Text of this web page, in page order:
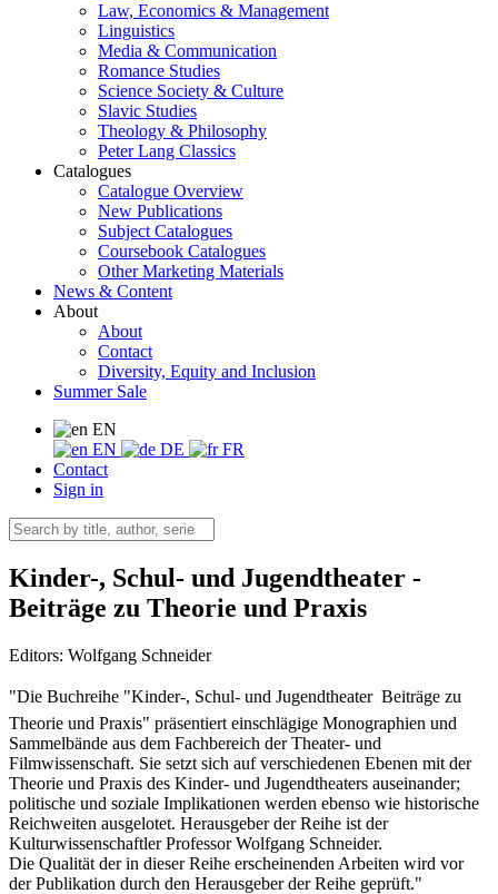
Law, Economics & Management
Linguistics
Media & Communication
Romance Studies
Science Society & Culture
Slavic Studies
Theology & Philosophy
Peter Lang Classics
Catalogues
Catalogue Overview
New Publications
Subject Catalogues
Coursebook Catalogues
Other Marketing Materials
News & Content
About
About
Contact
Diversity, Equity and Inclusion
Summer Sale
EN
EN
DE
FR
Contact
Sign in
Kinder-, Schul- und Jugendtheater -
Beiträge zu Theorie und Praxis
Editors: Wolfgang Schneider
"Die Buchreihe "Kinder-, Schul- und Jugendtheater  Beiträge zu
Theorie und Praxis" präsentiert einschlägige Monographien und
Sammelbände aus dem Fachbereich der Theater- und
Filmwissenschaft. Sie setzt sich auf verschiedenen Ebenen mit der
Theorie und Praxis des Kinder- und Jugendtheaters auseinander;
politische und soziale Implikationen werden ebenso wie historische
Reichweiten ausgelotet. Herausgeber der Reihe ist der
Kulturwissenschaftler Professor Wolfgang Schneider.
Die Qualität der in dieser Reihe erscheinenden Arbeiten wird vor
der Publikation durch den Herausgeber der Reihe geprüft."